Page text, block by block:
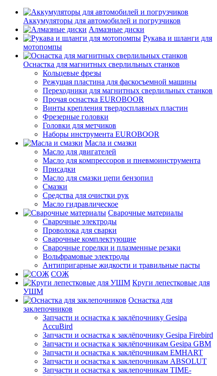
Аккумуляторы для автомобилей и погрузчиков
Алмазные диски
Рукава и шланги для
мотопомпы
Оснастка для магнитных сверлильных станков
Кольцевые фрезы
Режущая пластина для фаскосъемной машины
Переходники для магнитных сверлильных станков
Прочая оснастка EUROBOOR
Винты крепления твердосплавных пластин
Фрезерные головки
Головки для метчиков
Наборы инструмента EUROBOOR
Масла и смазки
Масло для двигателей
Масло для компрессоров и пневмоинструмента
Присадки
Масло для смазки цепи бензопил
Смазки
Средства для очистки рук
Масло гидравлическое
Сварочные материалы
Сварочные электроды
Проволока для сварки
Сварочные комплектующие
Сварочные горелки и плазменные резаки
Вольфрамовые электроды
Антипригарные жидкости и травильные пасты
СОЖ
Круги лепестковые для
УШМ
Оснастка для
заклепочников
Запчасти и оснастка к заклёпочнику Gesipa
AccuBird
Запчасти и оснастка к заклёпочнику Gesipa Firebird
Запчасти и оснастка к заклёпочникам Gesipa GBM
Запчасти и оснастка к заклёпочникам EMHART
Запчасти и оснастка к заклепочникам ABSOLUT
Запчасти и оснастка к заклепочникам TIME-